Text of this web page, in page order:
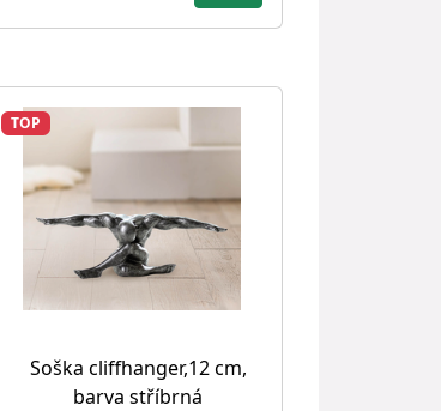
TOP
Soška cliffhanger,12 cm,
barva stříbrná